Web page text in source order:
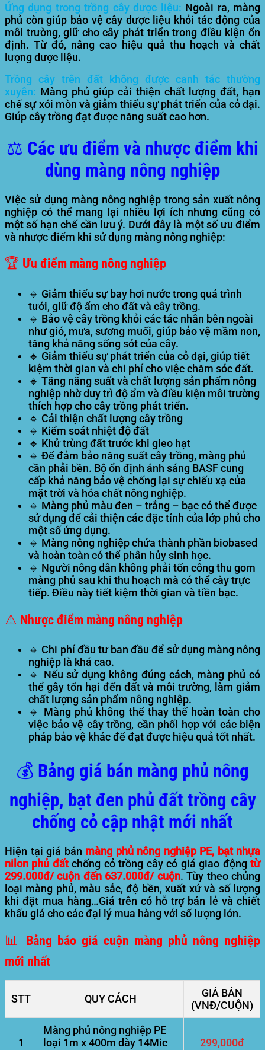
Ứng dụng trong trồng cây dược liệu: Ngoài ra, màng
phủ còn giúp bảo vệ cây dược liệu khỏi tác động của
môi trường, giữ cho cây phát triển trong điều kiện ổn
định. Từ đó, nâng cao hiệu quả thu hoạch và chất
lượng dược liệu.
Trồng cây trên đất không được canh tác thường
xuyên: Màng phủ giúp cải thiện chất lượng đất, hạn
chế sự xói mòn và giảm thiểu sự phát triển của cỏ dại.
Giúp cây trồng đạt được năng suất cao hơn.
⚖️ Các ưu điểm và nhược điểm khi
dùng màng nông nghiệp
Việc sử dụng màng nông nghiệp trong sản xuất nông
nghiệp có thể mang lại nhiều lợi ích nhưng cũng có
một số hạn chế cần lưu ý. Dưới đây là một số ưu điểm
và nhược điểm khi sử dụng màng nông nghiệp:
🏆 Ưu điểm màng nông nghiệp
🔹 Giảm thiểu sự bay hơi nước trong quá trình
tưới, giữ độ ẩm cho đất và cây trồng.
🔹 Bảo vệ cây trồng khỏi các tác nhân bên ngoài
như gió, mưa, sương muối, giúp bảo vệ mầm non,
tăng khả năng sống sót của cây.
🔹 Giảm thiểu sự phát triển của cỏ dại, giúp tiết
kiệm thời gian và chi phí cho việc chăm sóc đất.
🔹 Tăng năng suất và chất lượng sản phẩm nông
nghiệp nhờ duy trì độ ẩm và điều kiện môi trường
thích hợp cho cây trồng phát triển.
🔹 Cải thiện chất lượng cây trồng
🔹 Kiểm soát nhiệt độ đất
🔹 Khử trùng đất trước khi gieo hạt
🔹 Để đảm bảo năng suất cây trồng, màng phủ
cần phải bền. Bộ ổn định ánh sáng BASF cung
cấp khả năng bảo vệ chống lại sự chiếu xạ của
mặt trời và hóa chất nông nghiệp.
🔹 Màng phủ màu đen – trắng – bạc có thể được
sử dụng để cải thiện các đặc tính của lớp phủ cho
một số ứng dụng.
🔹 Màng nông nghiệp chứa thành phần biobased
và hoàn toàn có thể phân hủy sinh học.
🔹 Người nông dân không phải tốn công thu gom
màng phủ sau khi thu hoạch mà có thể cày trực
tiếp. Điều này tiết kiệm thời gian và tiền bạc.
⚠️ Nhược điểm màng nông nghiệp
🔸 Chi phí đầu tư ban đầu để sử dụng màng nông
nghiệp là khá cao.
🔸 Nếu sử dụng không đúng cách, màng phủ có
thể gây tổn hại đến đất và môi trường, làm giảm
chất lượng sản phẩm nông nghiệp.
🔸 Màng phủ không thể thay thế hoàn toàn cho
việc bảo vệ cây trồng, cần phối hợp với các biện
pháp bảo vệ khác để đạt được hiệu quả tốt nhất.
💰 Bảng giá bán màng phủ nông
nghiệp, bạt đen phủ đất trồng cây
chống cỏ cập nhật mới nhất
Hiện tại giá bán màng phủ nông nghiệp PE, bạt nhựa
nilon phủ đấtchống cỏ trồng cây có giá giao độngtừ
299.000đ/ cuộn đến 637.000đ/ cuộn. Tùy theo chủng
loại màng phủ, màu sắc, độ bền, xuất xứ và số lượng
khi đặt mua hàng…Giá trên có hỗ trợ bán lẻ và chiết
khấu giá cho các đại lý mua hàng với số lượng lớn.
📊 Bảng báo giá cuộn màng phủ nông nghiệp
mới nhất
STT QUY CÁCH
GIÁ BÁN
(VNĐ/CUỘN)
1
Màng phủ nông nghiệp PE
loại 1m x 400m dày 14Mic
299,000đ